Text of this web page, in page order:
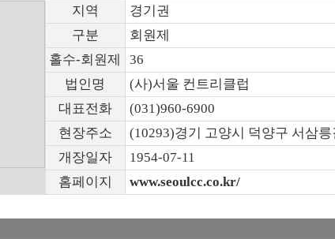
지역
경기권
구분
회원제
홀수-회원제
36
법인명
(사)서울 컨트리클럽
대표전화
(031)960-6900
현장주소
(10293)경기 고양시 덕양구 서삼릉
개장일자
1954-07-11
홈페이지
www.seoulcc.co.kr/